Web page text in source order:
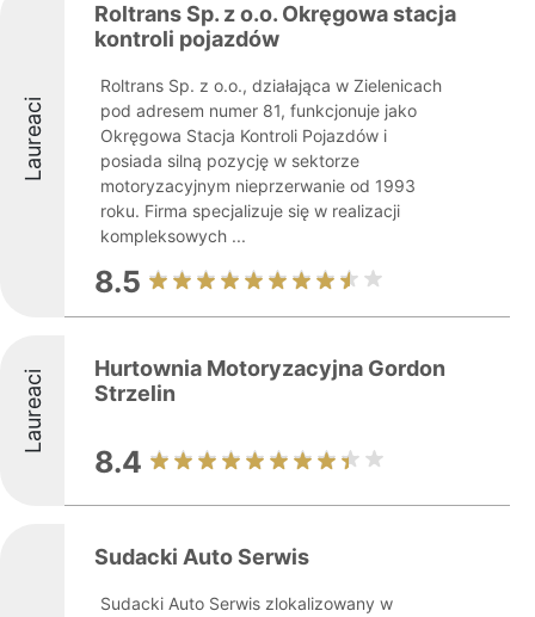
Laureaci
Roltrans Sp. z o.o. Okręgowa stacja
kontroli pojazdów
Roltrans Sp. z o.o., działająca w Zielenicach
pod adresem numer 81, funkcjonuje jako
Okręgowa Stacja Kontroli Pojazdów i
posiada silną pozycję w sektorze
motoryzacyjnym nieprzerwanie od 1993
roku. Firma specjalizuje się w realizacji
kompleksowych ...
8.5
Laureaci
Hurtownia Motoryzacyjna Gordon
Strzelin
8.4
Sudacki Auto Serwis
Sudacki Auto Serwis zlokalizowany w